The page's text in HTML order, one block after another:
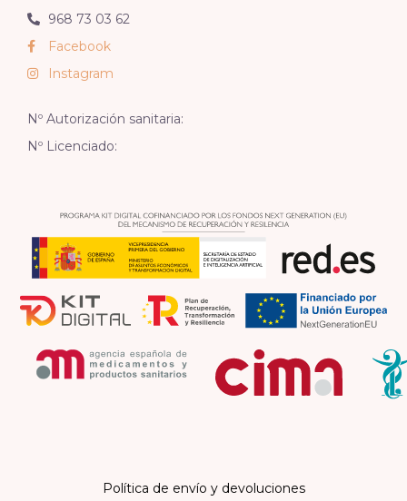
968 73 03 62
Facebook
Instagram
Nº Autorización sanitaria:
Nº Licenciado:
Política de envío y devoluciones